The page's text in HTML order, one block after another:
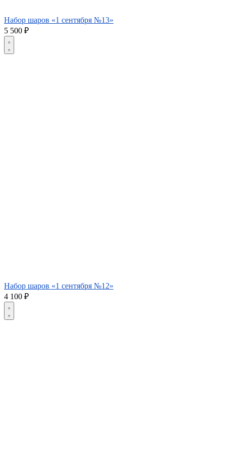
Набор шаров «1 сентября №13»
5 500 ₽
Набор шаров «1 сентября №12»
4 100 ₽